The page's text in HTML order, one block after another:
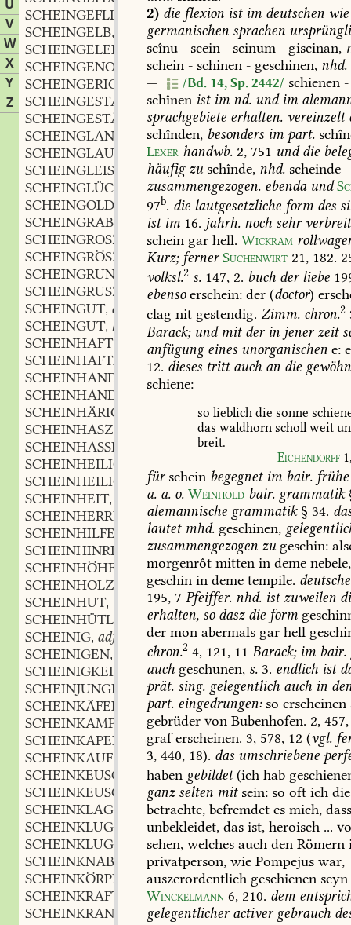
U
V
W
X
Y
Z
SCHEINGEFLITTER,n.
SCHEINGELB,
SCHEINGELEHRT
adj.
SCHEINGENOSSE
m.
SCHEINGERICHT
n.
SCHEINGESTALT
f.
SCHEINGESTÄNDNIS,n.
SCHEINGLANZ
SCHEINGLAUBE
m.
SCHEINGLEISZEND,adj.
SCHEINGLÜCK
SCHEINGOLD
SCHEINGRAB
SCHEINGROSZ
adj.
SCHEINGRÖSZE
SCHEINGRUND
SCHEINGRUSZ
SCHEINGUT, adj.
SCHEINGUT, n.
SCHEINHAFT,
SCHEINHAFTIG
adj.
SCHEINHANDEL
SCHEINHANDLUNG
SCHEINHÄRIG
SCHEINHASZ,
SCHEINHASSER
SCHEINHEILIG
SCHEINHEILIGKEIT,f.
SCHEINHEIT,
SCHEINHERRLICH
,adj.
SCHEINHILFE
SCHEINHINRICHTUNG,f.
SCHEINHÖHE
SCHEINHOLZ
SCHEINHUT, m.
SCHEINHÜTLEIN
n.
SCHEINIG, adj.
SCHEINIGEN,
SCHEINIGKEIT
SCHEINJUNGFRAU
,f.
SCHEINKÄFER
SCHEINKAMPF
SCHEINKAPELLE
f.
SCHEINKAUF,
SCHEINKEUSCH
adj.
SCHEINKEUSCHHEIT,f.
SCHEINKLAGE
SCHEINKLUG
SCHEINKLUGHEIT
,f.
SCHEINKNABE
SCHEINKÖRPER
m.
SCHEINKRAFT
SCHEINKRANK
adj.
2) die flexion istim deutschen wie
germanischen sprachen
scînu - scein - scinum - giscinan,
schein - schinen - geschinen, nhd.
—
/Bd. 14, Sp. 2442/ schienen -
schînen istim nd. undim
sprachgebiete erhalten. vereinzelt
schînden, besonders im part.
Lexer handwb. 2, 751 unddie
häufigzu schînde, nhd. scheinde
zusammengezogen. ebendaund
97b. die lautgesetzliche form des
istim 16. jahrh. noch sehr
schein gar hell. Wickram
Kurz;ferner Suchenwirt 21, 182.
volksl.2 s. 147, 2. buch derliebe
ebensoerschein: der (doctor)
clag nit gestendig. Zimm. chron.2
Barack;undmitderin jenerzeit
anfügungeines unorganischen e:
12. dieses trittauch an die
schiene:
so lieblich die sonne
das waldhorn scholl weit
breit.
Eichendorff
fürschein begegnetim bair. frühe
a. a. o. Weinhold bair. grammatik
alemannische grammatik§ 34.
lautetmhd. geschinen,
zusammengezogen zu geschin:
morgenrôt mitten in deme nebele,
geschin in deme tempile. deutsche
195, 7 Pfeiffer. nhd. istzuweilen
erhalten, sodaszdie form
der mon abermals gar hell
chron.2 4, 121, 11 Barack;im bair.
auch geschunen, s. 3. endlich ist
prät. sing. gelegentlich auch in
part. eingedrungen:so erscheinen
gebrüder von Bubenhofen. 2, 457,
graferscheinen. 3, 578, 12 (vgl.
3, 440, 18). das umschriebene
haben gebildet(ich hab
ganzselten mitsein: so oft ich
betrachte, befremdet es mich,
unbekleidet, das ist, heroisch ...
sehen, welches auch den Römern
privatperson, wie Pompejus war,
auszerordentlich geschienen seyn
Winckelmann 6, 210. dem
gelegentlicheractivergebrauch